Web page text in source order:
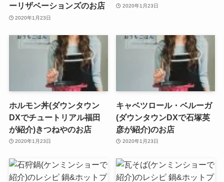
ーリザベーションズのお店
2020年1月23日
2020年1月23日
ホルモン丼(ダウンタウン
DXでチュートリアル福田
が紹介)きつねやのお店
2020年1月23日
キャベツロール・ベルーガ
(ダウンタウンDXで石塚英
彦が紹介)のお店
2020年1月23日